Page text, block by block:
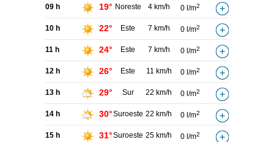
09 h 19° Noreste 4 km/h 0 l/m2
10 h 22° Este 7 km/h 0 l/m2
11 h 24° Este 7 km/h 0 l/m2
12 h 26° Este 11 km/h 0 l/m2
13 h 29° Sur 22 km/h 0 l/m2
14 h 30°Suroeste 22 km/h 0 l/m2
15 h 31°Suroeste 25 km/h 0 l/m2